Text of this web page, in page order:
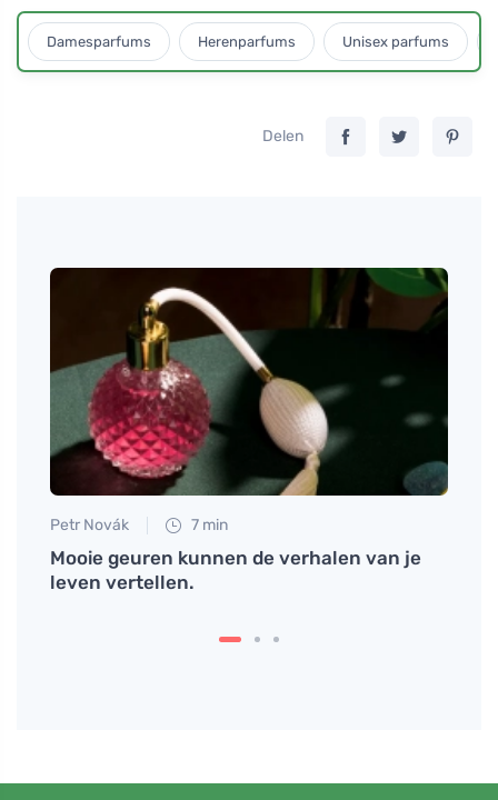
Damesparfums Herenparfums Unisex parfums
Delen
Petr Novák 7 min
Mooie geuren kunnen de verhalen van je
leven vertellen.